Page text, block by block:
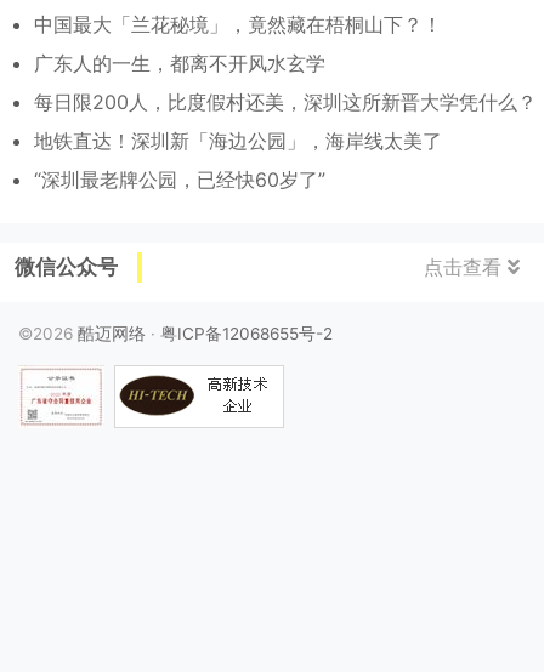
中国最大「兰花秘境」，竟然藏在梧桐山下？！
广东人的一生，都离不开风水玄学
每日限200人，比度假村还美，深圳这所新晋大学凭什么？
地铁直达！深圳新「海边公园」，海岸线太美了
“深圳最老牌公园，已经快60岁了”
微信公众号 点击查看
©2026 酷迈网络 · 粤ICP备12068655号-2